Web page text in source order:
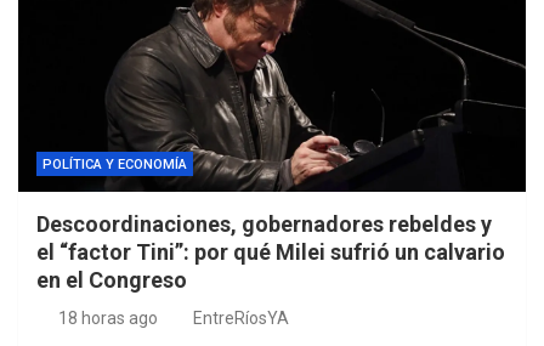
POLÍTICA Y ECONOMÍA
Descoordinaciones, gobernadores rebeldes y
el “factor Tini”: por qué Milei sufrió un calvario
en el Congreso
18 horas ago EntreRíosYA